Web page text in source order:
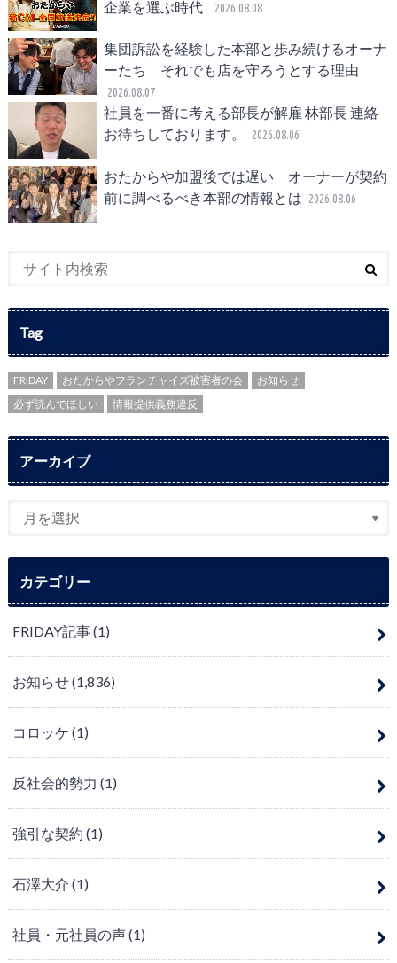
企業を選ぶ時代
2026.08.08
集団訴訟を経験した本部と歩み続けるオーナ
ーたち それでも店を守ろうとする理由
2026.08.07
社員を一番に考える部長が解雇 林部長 連絡
お待ちしております。
2026.08.06
おたからや加盟後では遅い オーナーが契約
前に調べるべき本部の情報とは 2026.08.06
Tag
FRIDAY おたからやフランチャイズ被害者の会
お知らせ
必ず読んでほしい
情報提供義務違反
アーカイブ
カテゴリー
FRIDAY記事(1)
お知らせ(1,836)
コロッケ (1)
反社会的勢力 (1)
強引な契約 (1)
石澤大介 (1)
社員・元社員の声(1)